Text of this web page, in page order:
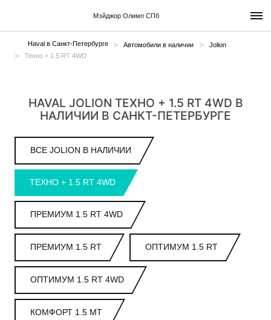
Мэйджор Олимп СПб
Haval в Санкт-Петербурге Автомобили в наличии
Jolion
Техно + 1.5 RT 4WD
HAVAL JOLION ТЕХНО + 1.5 RT 4WD В
НАЛИЧИИ В САНКТ-ПЕТЕРБУРГЕ
ВСЕ JOLION В НАЛИЧИИ
ТЕХНО + 1.5 RT 4WD
ПРЕМИУМ 1.5 RT 4WD
ПРЕМИУМ 1.5 RT ОПТИМУМ 1.5 RT
ОПТИМУМ 1.5 RT 4WD
КОМФОРТ 1.5 MT